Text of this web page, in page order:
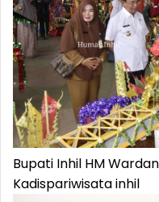
Bupati Inhil HM
Kadispariwisata inhil